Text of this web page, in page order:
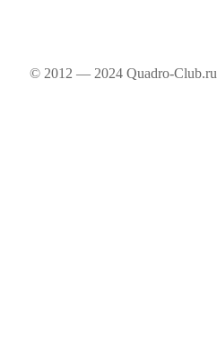
© 2012 — 2024 Quadro-Club.ru